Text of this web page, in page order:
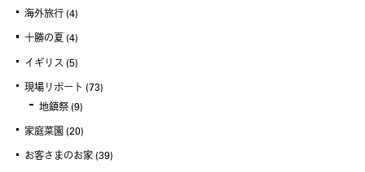
海外旅行 (4)
十勝の夏 (4)
イギリス (5)
現場リポート (73)
地鎮祭 (9)
家庭菜園 (20)
お客さまのお家 (39)